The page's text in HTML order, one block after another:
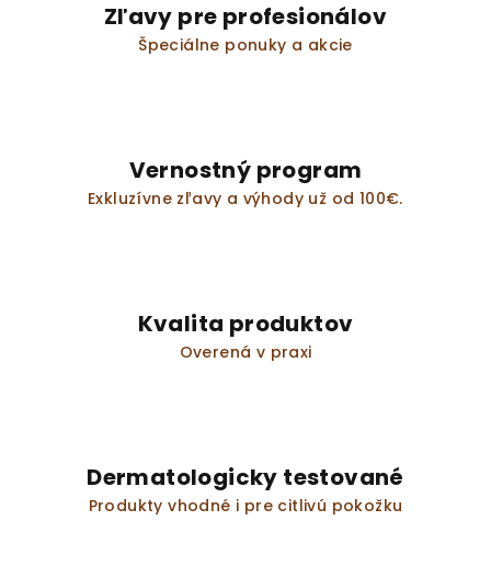
Zľavy pre profesionálov
Špeciálne ponuky a akcie
Vernostný program
Exkluzívne zľavy a výhody už od 100€.
Kvalita produktov
Overená v praxi
Dermatologicky testované
Produkty vhodné i pre citlivú pokožku